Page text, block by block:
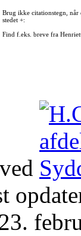
Brug ikke citationstegn, når
stedet +:
Find f.eks. breve fra
ved